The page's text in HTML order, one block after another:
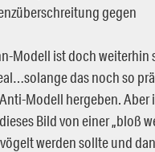
gegen
Modell ist doch weiterhin
das noch so
Modell hergeben. Aber
Bild von einer „bloß
werden sollte und